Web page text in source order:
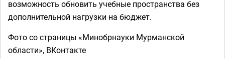
возможность обновить учебные пространства без
дополнительной нагрузки на бюджет.
Фото со страницы «Минобрнауки Мурманской
области», ВКонтакте